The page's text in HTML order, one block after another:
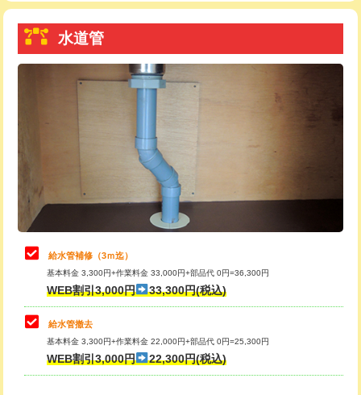
給水管工事※（ライニング鋼管・銅
管・ポリ管・HT管使用/3ｍまで)
給水管工事※（ライニング鋼管・銅
管・ポリ管・HT管使用/3ｍ超え)
排水管工事（土の掘削・埋め戻し作
11,000円~
排水管工事（排水管工事/3ｍまで） 55,000円
排水管工事（追加 排水管工事/3ｍ超
マス交換（土の掘削・埋め戻し作業）
マス交換（深さ50㎝未満）
マス交換（深さ50㎝以上）
コンクリート斫り（厚さ10㎝まで）
トーラー機使用/3mまで
追加トーラー機使用/3m超え
8,800円
止水・漏水調査・防水処理・清掃・修
理・調整・分解・加工など（軽作業）
11,000円
止水・漏水調査・防水処理・清掃・修
理・調整・分解・加工など（中作業）
止水・漏水調査・防水処理・清掃・修
理・調整・分解・加工など（重作業）
33,000円
その他部品の脱着
交換・取付（タンク）
水道管
給水管補修（3ｍ迄）
基本料金 3,300円+作業料金 33,000円+部品代 0円=36,300円
WEB割引3,000円 33,300円(税込)
給水管撤去
基本料金 3,300円+作業料金 22,000円+部品代 0円=25,300円
WEB割引3,000円 22,300円(税込)